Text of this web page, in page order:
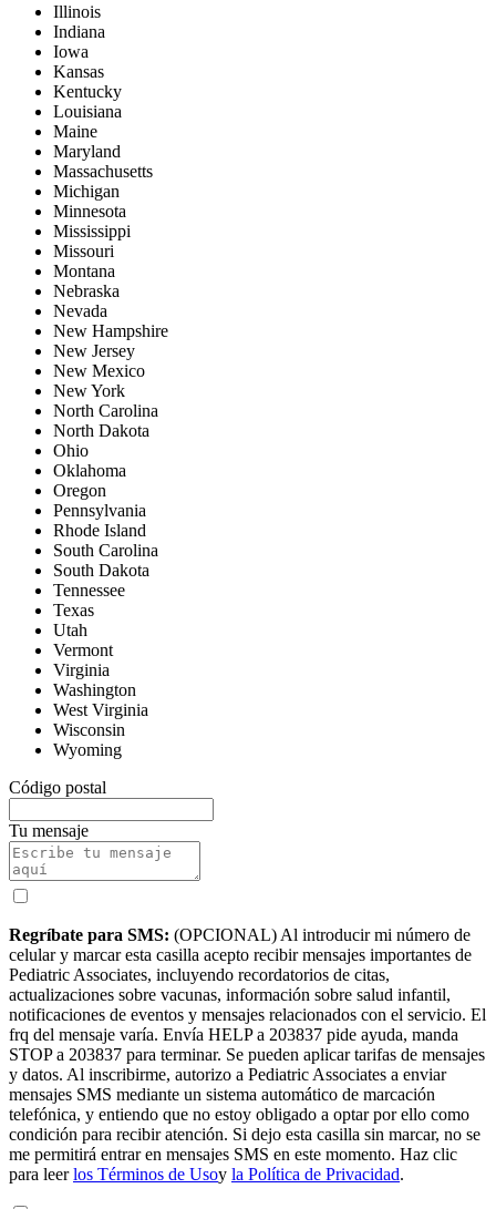
Illinois
Indiana
Iowa
Kansas
Kentucky
Louisiana
Maine
Maryland
Massachusetts
Michigan
Minnesota
Mississippi
Missouri
Montana
Nebraska
Nevada
New Hampshire
New Jersey
New Mexico
New York
North Carolina
North Dakota
Ohio
Oklahoma
Oregon
Pennsylvania
Rhode Island
South Carolina
South Dakota
Tennessee
Texas
Utah
Vermont
Virginia
Washington
West Virginia
Wisconsin
Wyoming
Código postal
Tu mensaje
Regríbate para SMS: (OPCIONAL) Al introducir mi número de
celular y marcar esta casilla acepto recibir mensajes importantes de
Pediatric Associates, incluyendo recordatorios de citas,
actualizaciones sobre vacunas, información sobre salud infantil,
notificaciones de eventos y mensajes relacionados con el servicio. El
frq del mensaje varía. Envía HELP a 203837 pide ayuda, manda
STOP a 203837 para terminar. Se pueden aplicar tarifas de mensajes
y datos. Al inscribirme, autorizo a Pediatric Associates a enviar
mensajes SMS mediante un sistema automático de marcación
telefónica, y entiendo que no estoy obligado a optar por ello como
condición para recibir atención. Si dejo esta casilla sin marcar, no se
me permitirá entrar en mensajes SMS en este momento. Haz clic
para leerlos Términos de Usoy la Política de Privacidad.